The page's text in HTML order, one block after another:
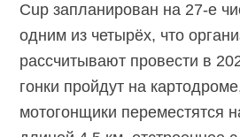
Cup запланирован на 27-е
одним из четырёх, что
рассчитывают провести в
гонки пройдут на
мотогонщики переместятся